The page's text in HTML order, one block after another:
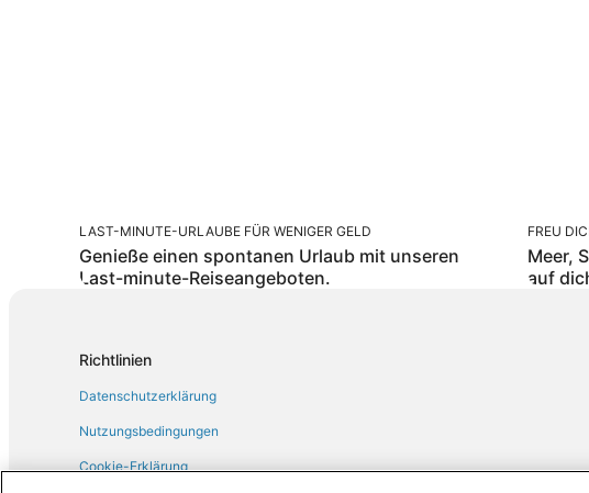
LAST-MINUTE-URLAUBE FÜR WENIGER GELD
Genieße einen spontanen Urlaub mit unseren
Last-minute-Reiseangeboten.
FREU
Meer,
auf
Richtlinien
Datenschutzerklärung
Nutzungsbedingungen
Cookie-Erklärung